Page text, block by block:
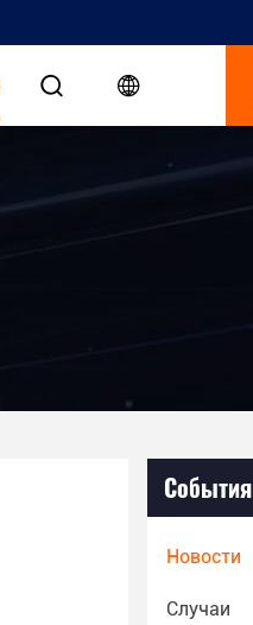
События
Новости
Случаи